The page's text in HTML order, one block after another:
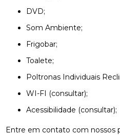
DVD;
Som Ambiente;
Frigobar;
Toalete;
Poltronas Individuais
WI-FI (consultar);
Acessibilidade (consultar);
Entre em contato com nossos